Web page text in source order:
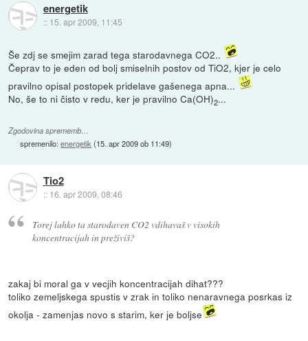
energetik
:: 15. apr 2009, 11:45
Še zdj se smejim zarad tega starodavnega CO2..
Čeprav to je eden od bolj smiselnih postov od TiO2, kjer je celo
pravilno opisal postopek pridelave gašenega apna...
No, še to ni čisto v redu, ker je pravilno Ca(OH)2...
Zgodovina sprememb…
spremenilo:energetik (15. apr 2009 ob 11:49)
Tio2
:: 16. apr 2009, 08:46
Torej lahko ta starodaven CO2 vdihavaš v visokih
koncentracijah in preživiš?
zakaj bi moral ga v vecjih koncentracijah dihat???
toliko zemeljskega spustis v zrak in toliko nenaravnega posrkas iz
okolja - zamenjas novo s starim, ker je boljse